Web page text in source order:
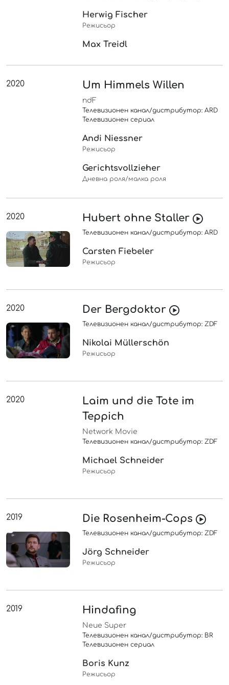
Herwig Fischer
Режисьор
Max Treidl
2020 Um Himmels Willen
ndF
Телевизионен канал/дистрибутор: ARD
Телевизионен сериал
Andi Niessner
Режисьор
Gerichtsvollzieher
Дневна роля/малка роля
2020 Hubert ohne Staller
Телевизионен канал/дистрибутор: ARD
Carsten Fiebeler
Режисьор
2020 Der Bergdoktor
Телевизионен канал/дистрибутор: ZDF
Nikolai Müllerschön
Режисьор
2020
Laim und die Tote im
Teppich
Network Movie
Телевизионен канал/дистрибутор: ZDF
Michael Schneider
Режисьор
2019 Die Rosenheim-Cops
Телевизионен канал/дистрибутор: ZDF
Jörg Schneider
Режисьор
2019 Hindafing
Neue Super
Телевизионен канал/дистрибутор: BR
Телевизионен сериал
Boris Kunz
Режисьор